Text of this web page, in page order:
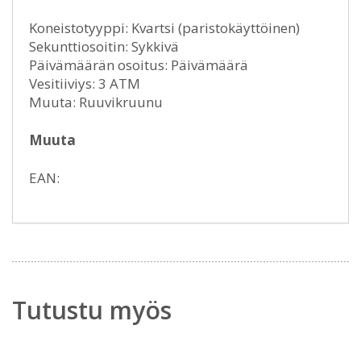
Koneistotyyppi: Kvartsi (paristokäyttöinen)
Sekunttiosoitin: Sykkivä
Päivämäärän osoitus: Päivämäärä
Vesitiiviys: 3 ATM
Muuta: Ruuvikruunu
Muuta
EAN:
Tutustu myös